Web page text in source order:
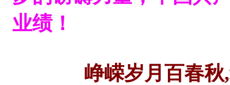
业绩！
峥嵘岁月百春秋,